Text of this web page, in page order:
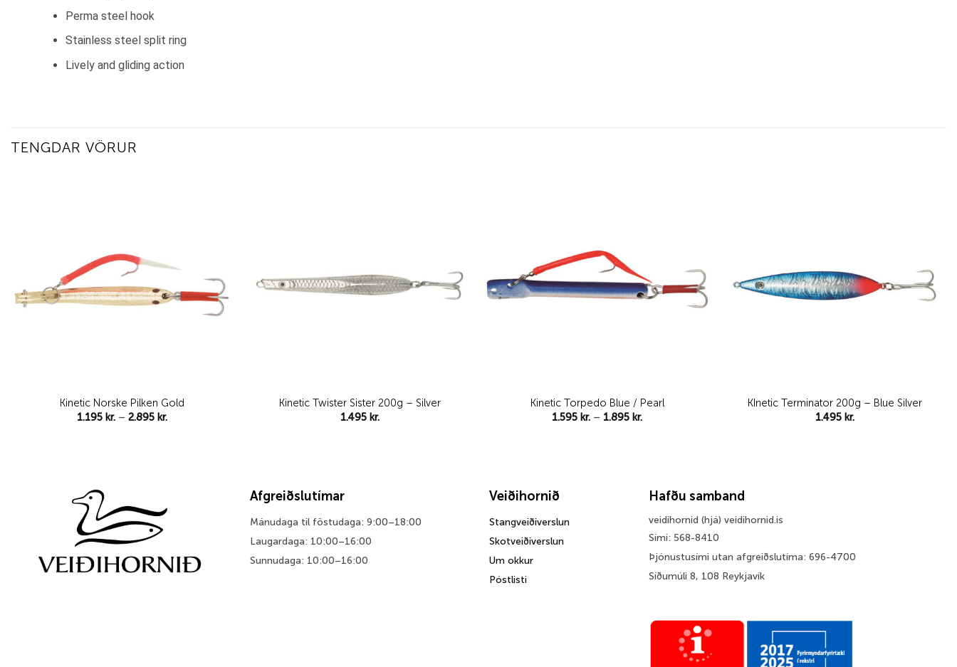
Perma steel hook
Stainless steel split ring
Lively and gliding action
TENGDAR VÖRUR
Kinetic Norske Pilken Gold
1.195kr. – 2.895kr.Price
Kinetic Twister Sister 200g – Silver
1.495 kr.
Kinetic Torpedo Blue / Pearl
1.595kr. – 1.895kr.Price
KInetic Terminator 200g – Blue Silver
1.495 kr.
Afgreiðslutímar
Mánudaga til föstudaga: 9:00–18:00
Laugardaga: 10:00–16:00
Sunnudaga: 10:00–16:00
Veiðihornið
Stangveiðiverslun
Skotveiðiverslun
Um okkur
Póstlisti
Hafðu samband
veidihornid (hjá) veidihornid.is
Sími: 568-8410
Þjónustusími utan afgreiðslutíma: 696-4700
Síðumúli 8, 108 Reykjavík